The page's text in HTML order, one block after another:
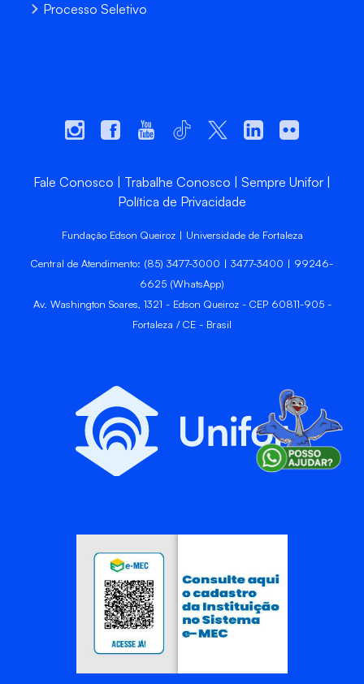
Processo Seletivo
Fale Conosco Trabalhe Conosco
Sempre Unifor
Política de Privacidade
Fundação Edson Queiroz | Universidade de Fortaleza
Central de Atendimento: (85) 3477-3000 | 3477-3400 | 99246-
6625 (WhatsApp)
Av. Washington Soares, 1321 - Edson Queiroz - CEP 60811-905 -
Fortaleza / CE - Brasil